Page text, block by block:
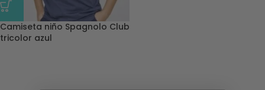
Camiseta niño Spagnolo Club
tricolor azul